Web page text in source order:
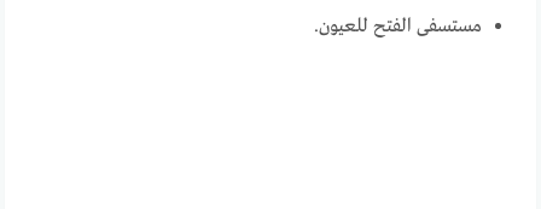
مستسفى الفتح للعيون.